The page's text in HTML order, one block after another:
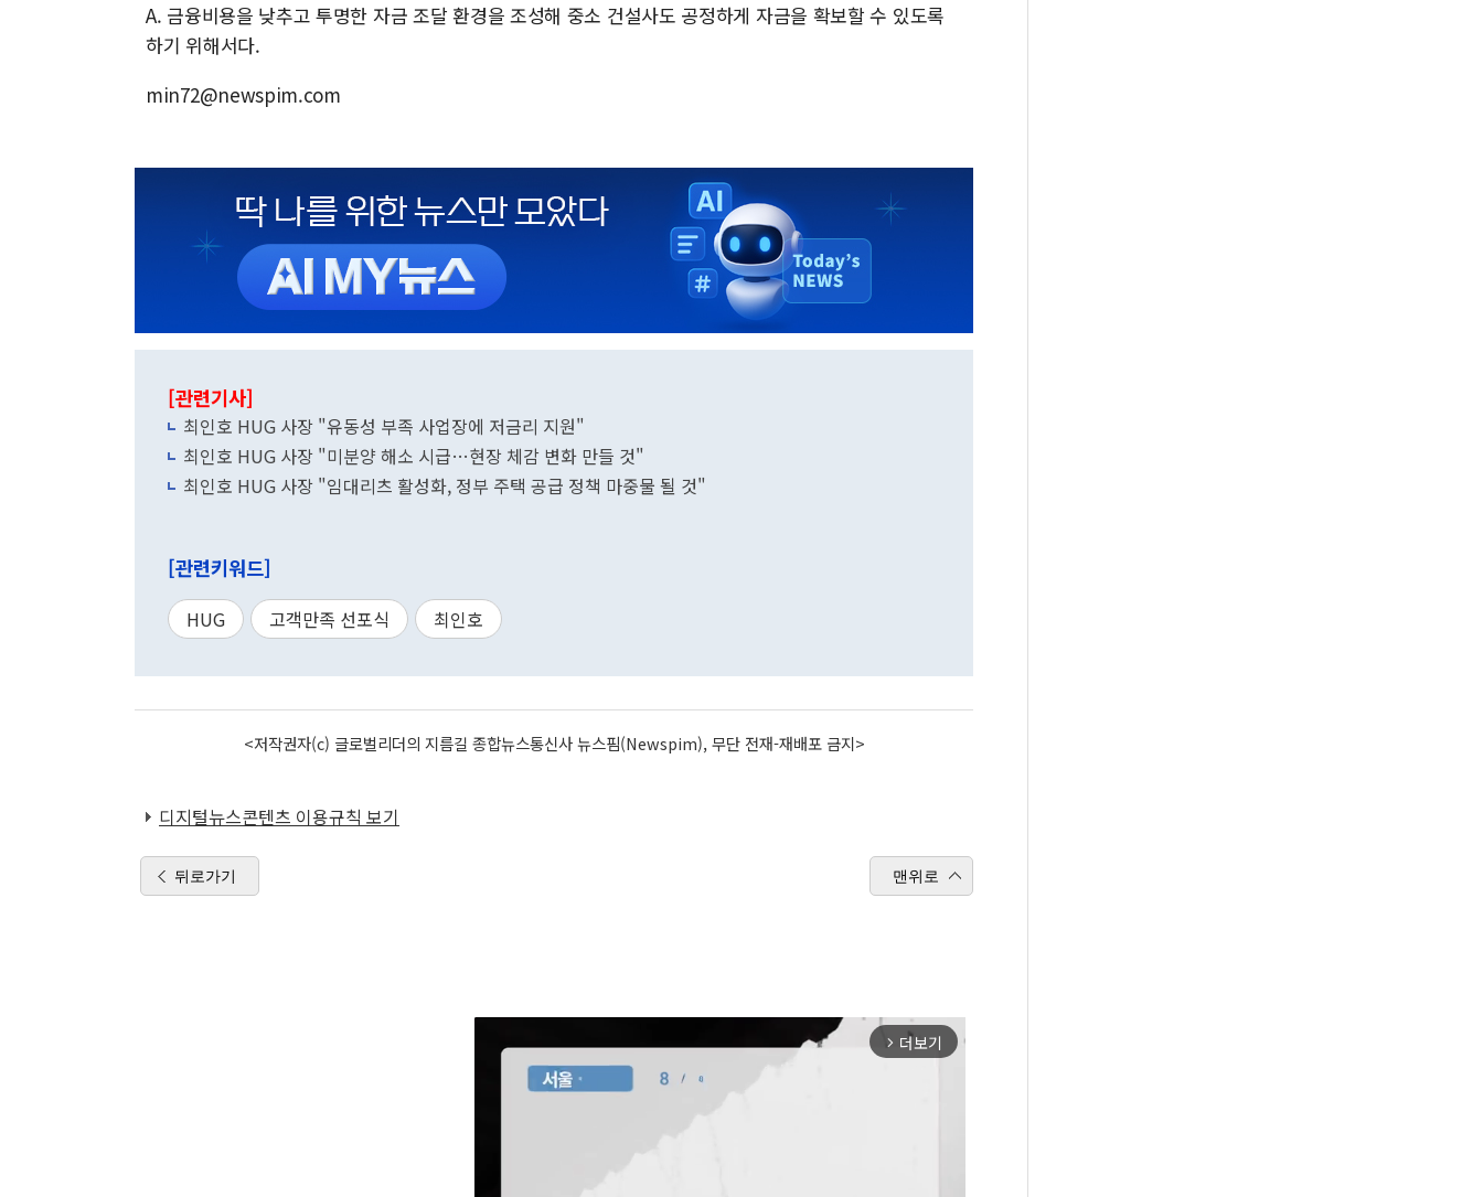
A. 금융비용을 낮추고 투명한 자금 조달 환경을 조성해 중소 건설사도 공정하게 자금을 확보할 수 있도록
하기 위해서다.
min72@newspim.com
[관련기사]
최인호 HUG 사장 "유동성 부족 사업장에 저금리 지원"
최인호 HUG 사장 "미분양 해소 시급…현장 체감 변화 만들 것"
최인호 HUG 사장 "임대리츠 활성화, 정부 주택 공급 정책 마중물 될 것"
[관련키워드]
HUG 고객만족 선포식 최인호
<저작권자(c) 글로벌리더의 지름길 종합뉴스통신사 뉴스핌(Newspim), 무단 전재-재배포 금지>
디지털뉴스콘텐츠 이용규칙 보기
뒤로가기 맨위로
arrow_forward_ios 더보기